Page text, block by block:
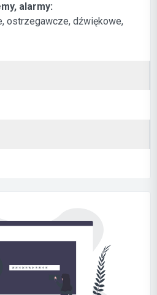
alarmy:
ostrzegawcze, dźwiękowe,